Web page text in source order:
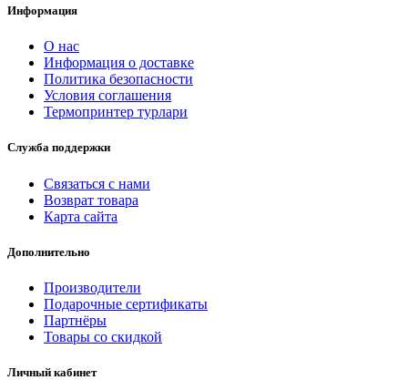
Информация
О нас
Информация о доставке
Политика безопасности
Условия соглашения
Термопринтер турлари
Служба поддержки
Связаться с нами
Возврат товара
Карта сайта
Дополнительно
Производители
Подарочные сертификаты
Партнёры
Товары со скидкой
Личный кабинет